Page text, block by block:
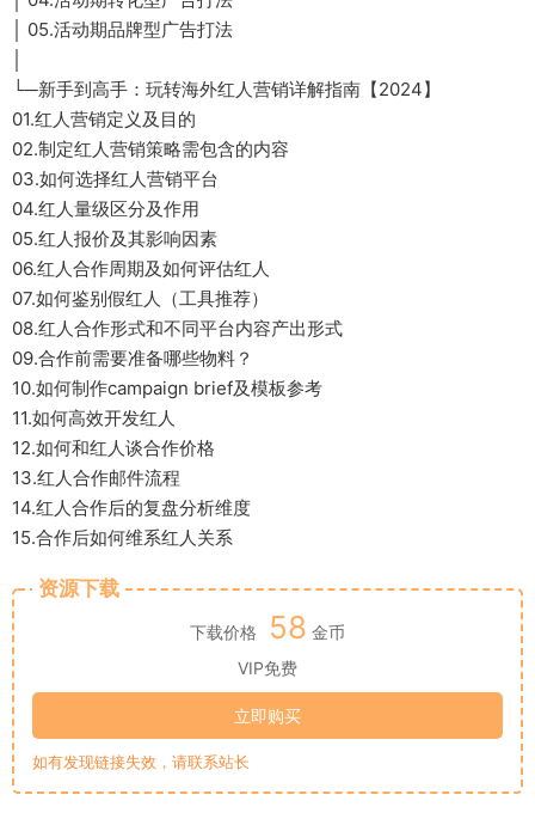
│ 05.活动期品牌型广告打法
└─新手到高手：玩转海外红人营销详解指南【2024】
01.红人营销定义及目的
02.制定红人营销策略需包含的内容
03.如何选择红人营销平台
04.红人量级区分及作用
05.红人报价及其影响因素
06.红人合作周期及如何评估红人
07.如何鉴别假红人（工具推荐）
08.红人合作形式和不同平台内容产出形式
09.合作前需要准备哪些物料？
10.如何制作campaign brief及模板参考
11.如何高效开发红人
12.如何和红人谈合作价格
13.红人合作邮件流程
14.红人合作后的复盘分析维度
15.合作后如何维系红人关系
资源下载
下载价格 58 金币
VIP免费
立即购买
如有发现链接失效，请联系站长